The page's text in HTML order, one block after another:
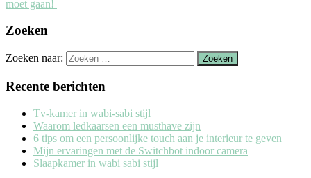
moet gaan!
Zoeken
Zoeken naar:
Recente berichten
Tv-kamer in wabi-sabi stijl
Waarom ledkaarsen een musthave zijn
6 tips om een persoonlijke touch aan je interieur te geven
Mijn ervaringen met de Switchbot indoor camera
Slaapkamer in wabi sabi stijl